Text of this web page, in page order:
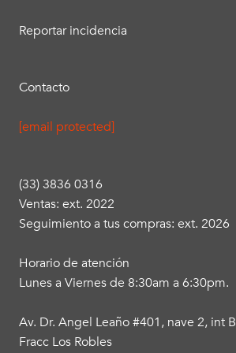
Reportar incidencia
Contacto
[email protected]
(33) 3836 0316
Ventas: ext. 2022
Seguimiento a tus compras: ext. 2026
Horario de atención
Lunes a Viernes de 8:30am a 6:30pm.
Av. Dr. Angel Leaño #401, nave 2, int B
Fracc Los Robles